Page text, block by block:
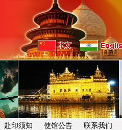
赴印须知 使馆公告 联系我们